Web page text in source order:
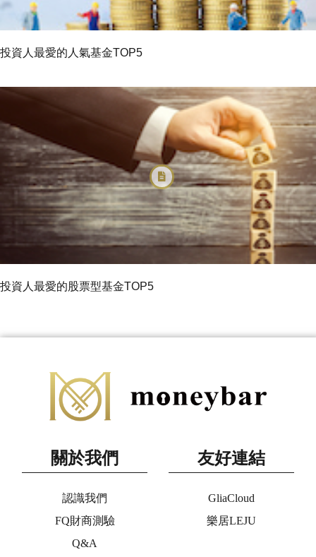
投資人最愛的人氣基金TOP5
投資人最愛的股票型基金TOP5
關於我們
認識我們
FQ財商測驗
Q&A
友好連結
GliaCloud
樂居LEJU